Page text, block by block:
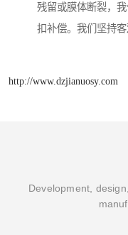
残留或膜体断裂，
扣补偿。我们坚持客
http://www.dzjianuosy.com
Development,